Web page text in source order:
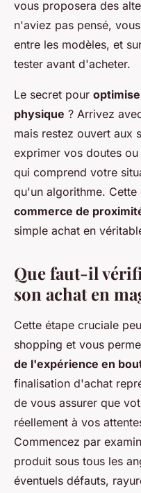
vous proposera des
n'aviez pas pensé,
entre les modèles, et
tester avant d'acheter.
Le secret pour
physique ? Arrivez
mais restez ouvert aux
exprimer vos doutes
qui comprend votre
qu'un algorithme. Cette
commerce de
simple achat en
Que faut-il
son achat en
Cette étape cruciale
shopping et vous
de l'expérience en
finalisation d'achat
de vous assurer que
réellement à vos
Commencez par
produit sous tous les
éventuels défauts,